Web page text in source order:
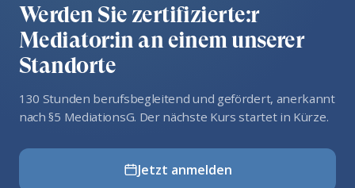
Werden Sie zertifizierte:r
Mediator:in an einem unserer
Standorte
130 Stunden berufsbegleitend und gefördert, anerkannt
nach §5 MediationsG. Der nächste Kurs startet in Kürze.
Jetzt anmelden